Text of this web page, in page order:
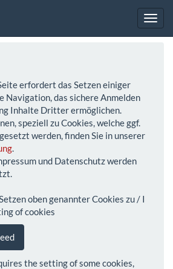
erfordert das Setzen einiger
Navigation, das sichere Anmelden
Inhalte Dritter ermöglichen.
speziell zu Cookies, welche ggf.
werden, finden Sie in unserer
.
und Datenschutz werden
oben genannter Cookies zu / I
of cookies
the setting of some cookies,